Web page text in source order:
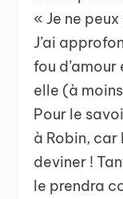
« Je ne
J’ai
fou
elle (à
Pour le
à Robin, car
deviner !
le prendra